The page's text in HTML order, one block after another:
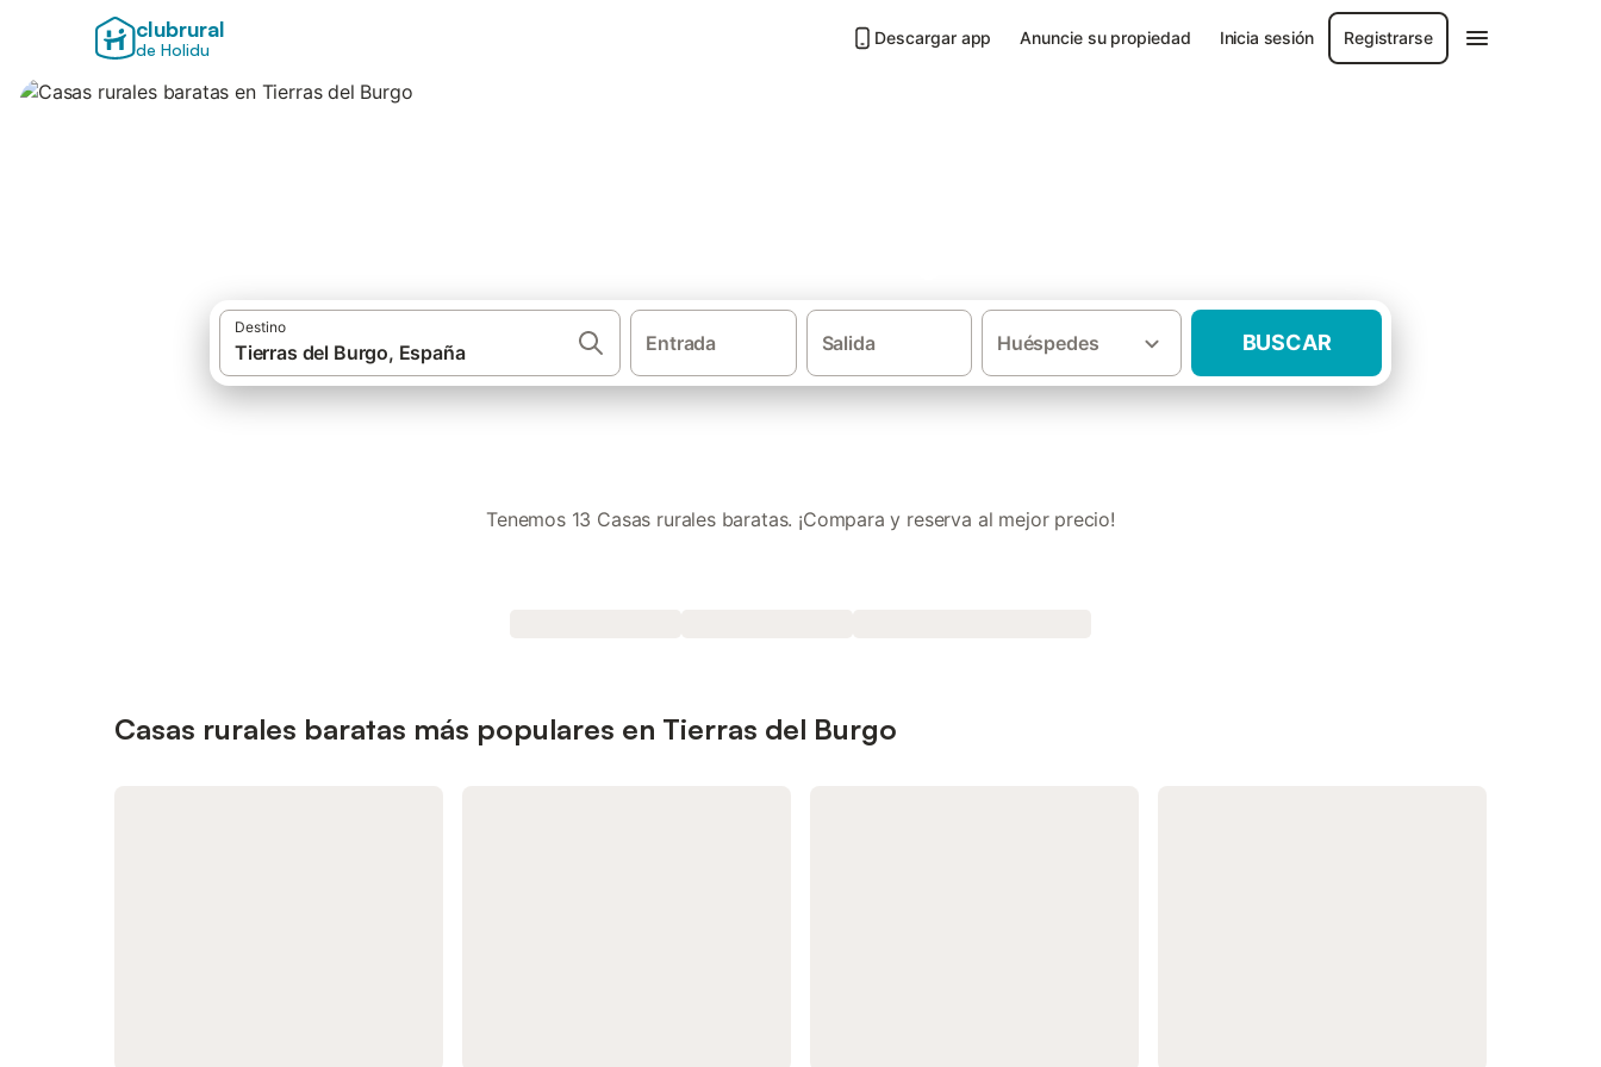
clubrural
de Holidu
Descargar app Anuncie su propiedad Inicia sesión Registrarse
Destino
Entrada Salida Huéspedes BUSCAR
Tenemos 13 Casas rurales baratas. ¡Compara y reserva al mejor precio!
Casas rurales baratas más populares en Tierras del Burgo